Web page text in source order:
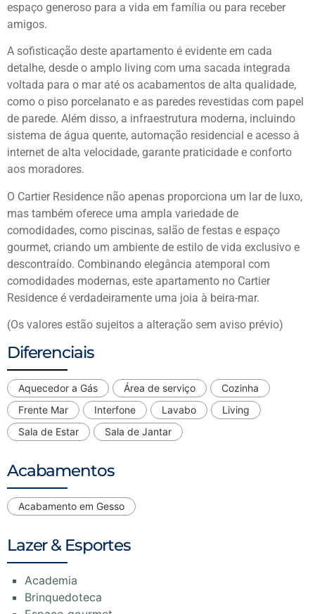
espaço generoso para a vida em família ou para receber
amigos.
A sofisticação deste apartamento é evidente em cada
detalhe, desde o amplo living com uma sacada integrada
voltada para o mar até os acabamentos de alta qualidade,
como o piso porcelanato e as paredes revestidas com papel
de parede. Além disso, a infraestrutura moderna, incluindo
sistema de água quente, automação residencial e acesso à
internet de alta velocidade, garante praticidade e conforto
aos moradores.
O Cartier Residence não apenas proporciona um lar de luxo,
mas também oferece uma ampla variedade de
comodidades, como piscinas, salão de festas e espaço
gourmet, criando um ambiente de estilo de vida exclusivo e
descontraído. Combinando elegância atemporal com
comodidades modernas, este apartamento no Cartier
Residence é verdadeiramente uma joia à beira-mar.
(Os valores estão sujeitos a alteração sem aviso prévio)
Diferenciais
Aquecedor a Gás Área de serviço
Cozinha
Frente Mar
Interfone Lavabo
Living
Sala de Estar
Sala de Jantar
Acabamentos
Acabamento em Gesso
Lazer & Esportes
Academia
Brinquedoteca